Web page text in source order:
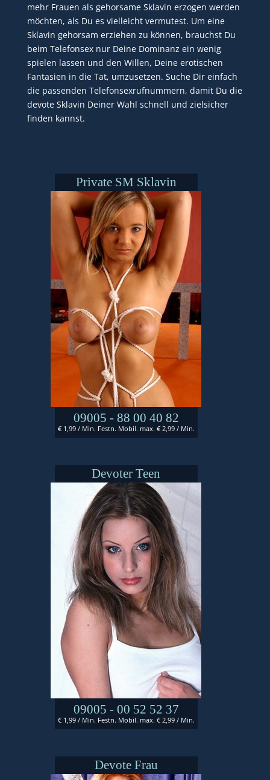
mehr Frauen als gehorsame Sklavin erzogen werden
möchten, als Du es vielleicht vermutest. Um eine
Sklavin gehorsam erziehen zu können, brauchst Du
beim Telefonsex nur Deine Dominanz ein wenig
spielen lassen und den Willen, Deine erotischen
Fantasien in die Tat, umzusetzen. Suche Dir einfach
die passenden Telefonsexrufnummern, damit Du die
devote Sklavin Deiner Wahl schnell und zielsicher
finden kannst.
Private SM Sklavin
09005 - 88 00 40 82
€ 1,99 / Min. Festn. Mobil. max. € 2,99 / Min.
Devoter Teen
09005 - 00 52 52 37
€ 1,99 / Min. Festn. Mobil. max. € 2,99 / Min.
Devote Frau